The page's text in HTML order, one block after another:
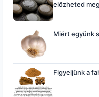
előzheted
Miért együnk
Figyeljünk a